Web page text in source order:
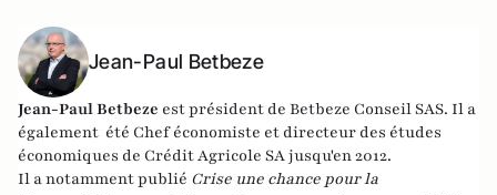
Jean-Paul Betbeze
Jean-Paul Betbeze est président de Betbeze Conseil SAS. Il a
également été Chef économiste et directeur des études
économiques de Crédit Agricole SA jusqu'en 2012.
Il a notamment publié Crise une chance pour la